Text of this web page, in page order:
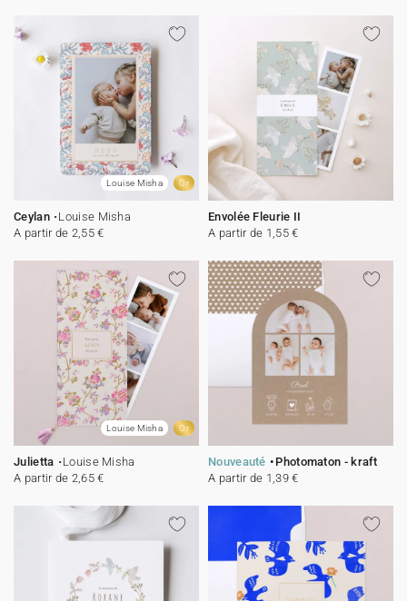
Louise Misha Or
Ceylan
Louise Misha
A partir de 2,55 €
Envolée Fleurie II
A partir de 1,55 €
Louise Misha Or
Julietta
Louise Misha
A partir de 2,65 €
Nouveauté
Photomaton - kraft
A partir de 1,39 €